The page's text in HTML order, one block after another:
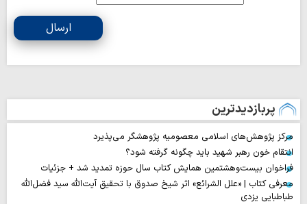
ارسال
پربازدیدترین
مرکز پژوهش‌های اسلامی معصومیه پژوهشگر می‌پذیرد
انتقام خون رهبر شهید باید چگونه گرفته شود؟
فراخوان بیست‌وهشتمین همایش کتاب سال حوزه تمدید شد + جزئیات
معرفی کتاب | «علل الشرائع» اثر شیخ صدوق با تحقیق آیت‌الله سید فضل‌الله
طباطبایی یزدی